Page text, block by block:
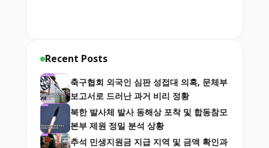
Recent Posts
축구협회 외국인 심판 성접대 의혹, 문체부
보고서로 드러난 과거 비리 정황
북한 발사체 발사 동해상 포착 및 합동참모
본부 제원 정밀 분석 상황
추석 민생지원금 지급 지역 및 금액 확인과